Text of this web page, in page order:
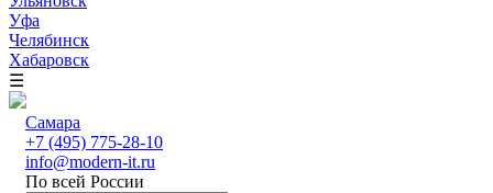
Уфа
Челябинск
Хабаровск
☰
Самара
+7 (495) 775-28-10
info@modern-it.ru
По всей России